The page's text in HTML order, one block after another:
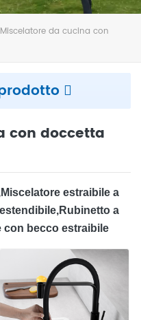
Miscelatore da cucina con
con doccetta
estraibile a
a
con becco estraibile